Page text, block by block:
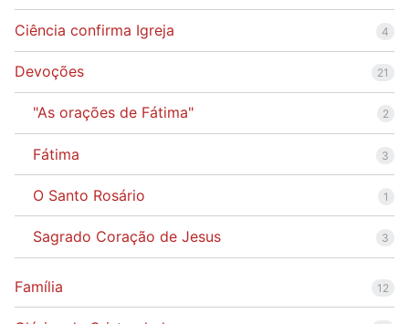
Ciência confirma Igreja 4
Devoções 21
"As orações de Fátima" 2
Fátima 3
O Santo Rosário 1
Sagrado Coração de Jesus 3
Família 12